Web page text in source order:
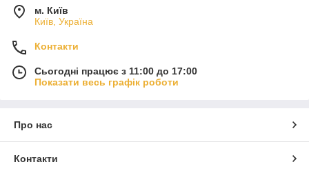
м. Київ
Київ, Україна
Контакти
Сьогодні працює з 11:00 до 17:00
Показати весь графік роботи
Про нас
Контакти